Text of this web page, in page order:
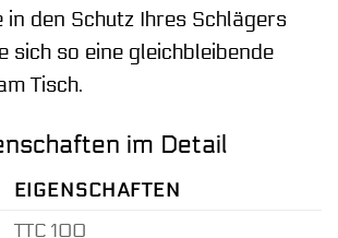
in den Schutz Ihres Schlägers
sich so eine gleichbleibende
Tisch.
im Detail
EIGENSCHAFTEN
TTC 100